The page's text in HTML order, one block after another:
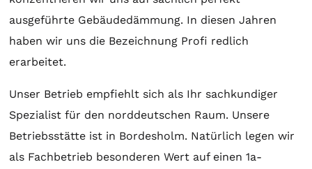
ausgeführte Gebäudedämmung. In diesen Jahren
haben wir uns die Bezeichnung Profi redlich
erarbeitet.
Unser Betrieb empfiehlt sich als Ihr sachkundiger
Spezialist für den norddeutschen Raum. Unsere
Betriebsstätte ist in Bordesholm. Natürlich legen wir
als Fachbetrieb besonderen Wert auf einen 1a-